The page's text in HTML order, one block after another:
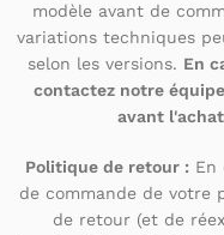
modèle avant de
variations techniques
selon les versions. En
contactez notre
avant
Politique de retour : En
de commande de votre
de retour (et de